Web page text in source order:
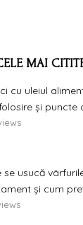
MAI
cu uleiul
și puncte
se usucă
și cum